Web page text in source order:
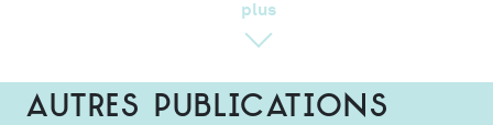
plus
Autres publications